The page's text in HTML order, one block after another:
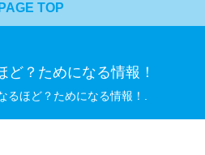
PAGE TOP
ど？ためになる情報！
ほど？ためになる情報！.